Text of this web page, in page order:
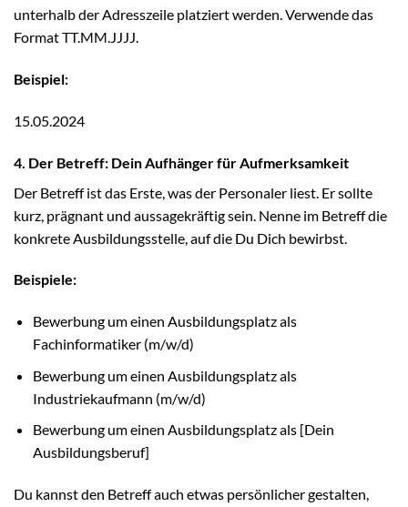
unterhalb der Adresszeile platziert werden. Verwende das
Format TT.MM.JJJJ.
Beispiel:
15.05.2024
4. Der Betreff: Dein Aufhänger für Aufmerksamkeit
Der Betreff ist das Erste, was der Personaler liest. Er sollte
kurz, prägnant und aussagekräftig sein. Nenne im Betreff die
konkrete Ausbildungsstelle, auf die Du Dich bewirbst.
Beispiele:
Bewerbung um einen Ausbildungsplatz als
Fachinformatiker (m/w/d)
Bewerbung um einen Ausbildungsplatz als
Industriekaufmann (m/w/d)
Bewerbung um einen Ausbildungsplatz als [Dein
Ausbildungsberuf]
Du kannst den Betreff auch etwas persönlicher gestalten,